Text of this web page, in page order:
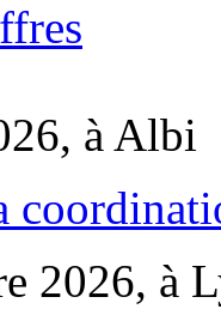
à Albi
2026, à